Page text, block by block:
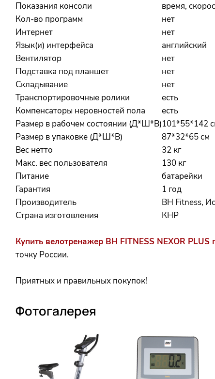
Показания консоли
время,
Кол-во программ
нет
Интернет
нет
Язык(и) интерфейса
английский
Вентилятор
нет
Подставка под планшет
нет
Складывание
нет
Транспортировочные ролики
есть
Компенсаторы неровностей пола
есть
Размер в рабочем состоянии (Д*Ш*В)101*55*142
Размер в упаковке (Д*Ш*В)
87*32*65 см
Вес нетто
32 кг
Макс. вес пользователя
130 кг
Питание
батарейки
Гарантия
1 год
Производитель
BH Fitness,
Страна изготовления
КНР
Купить велотренажер BH FITNESS NEXOR PLUS
точку России.
Приятных и правильных покупок!
Фотогалерея